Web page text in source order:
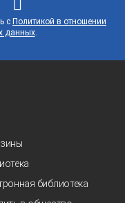
с Политикой в отношении
данных.
библиотека